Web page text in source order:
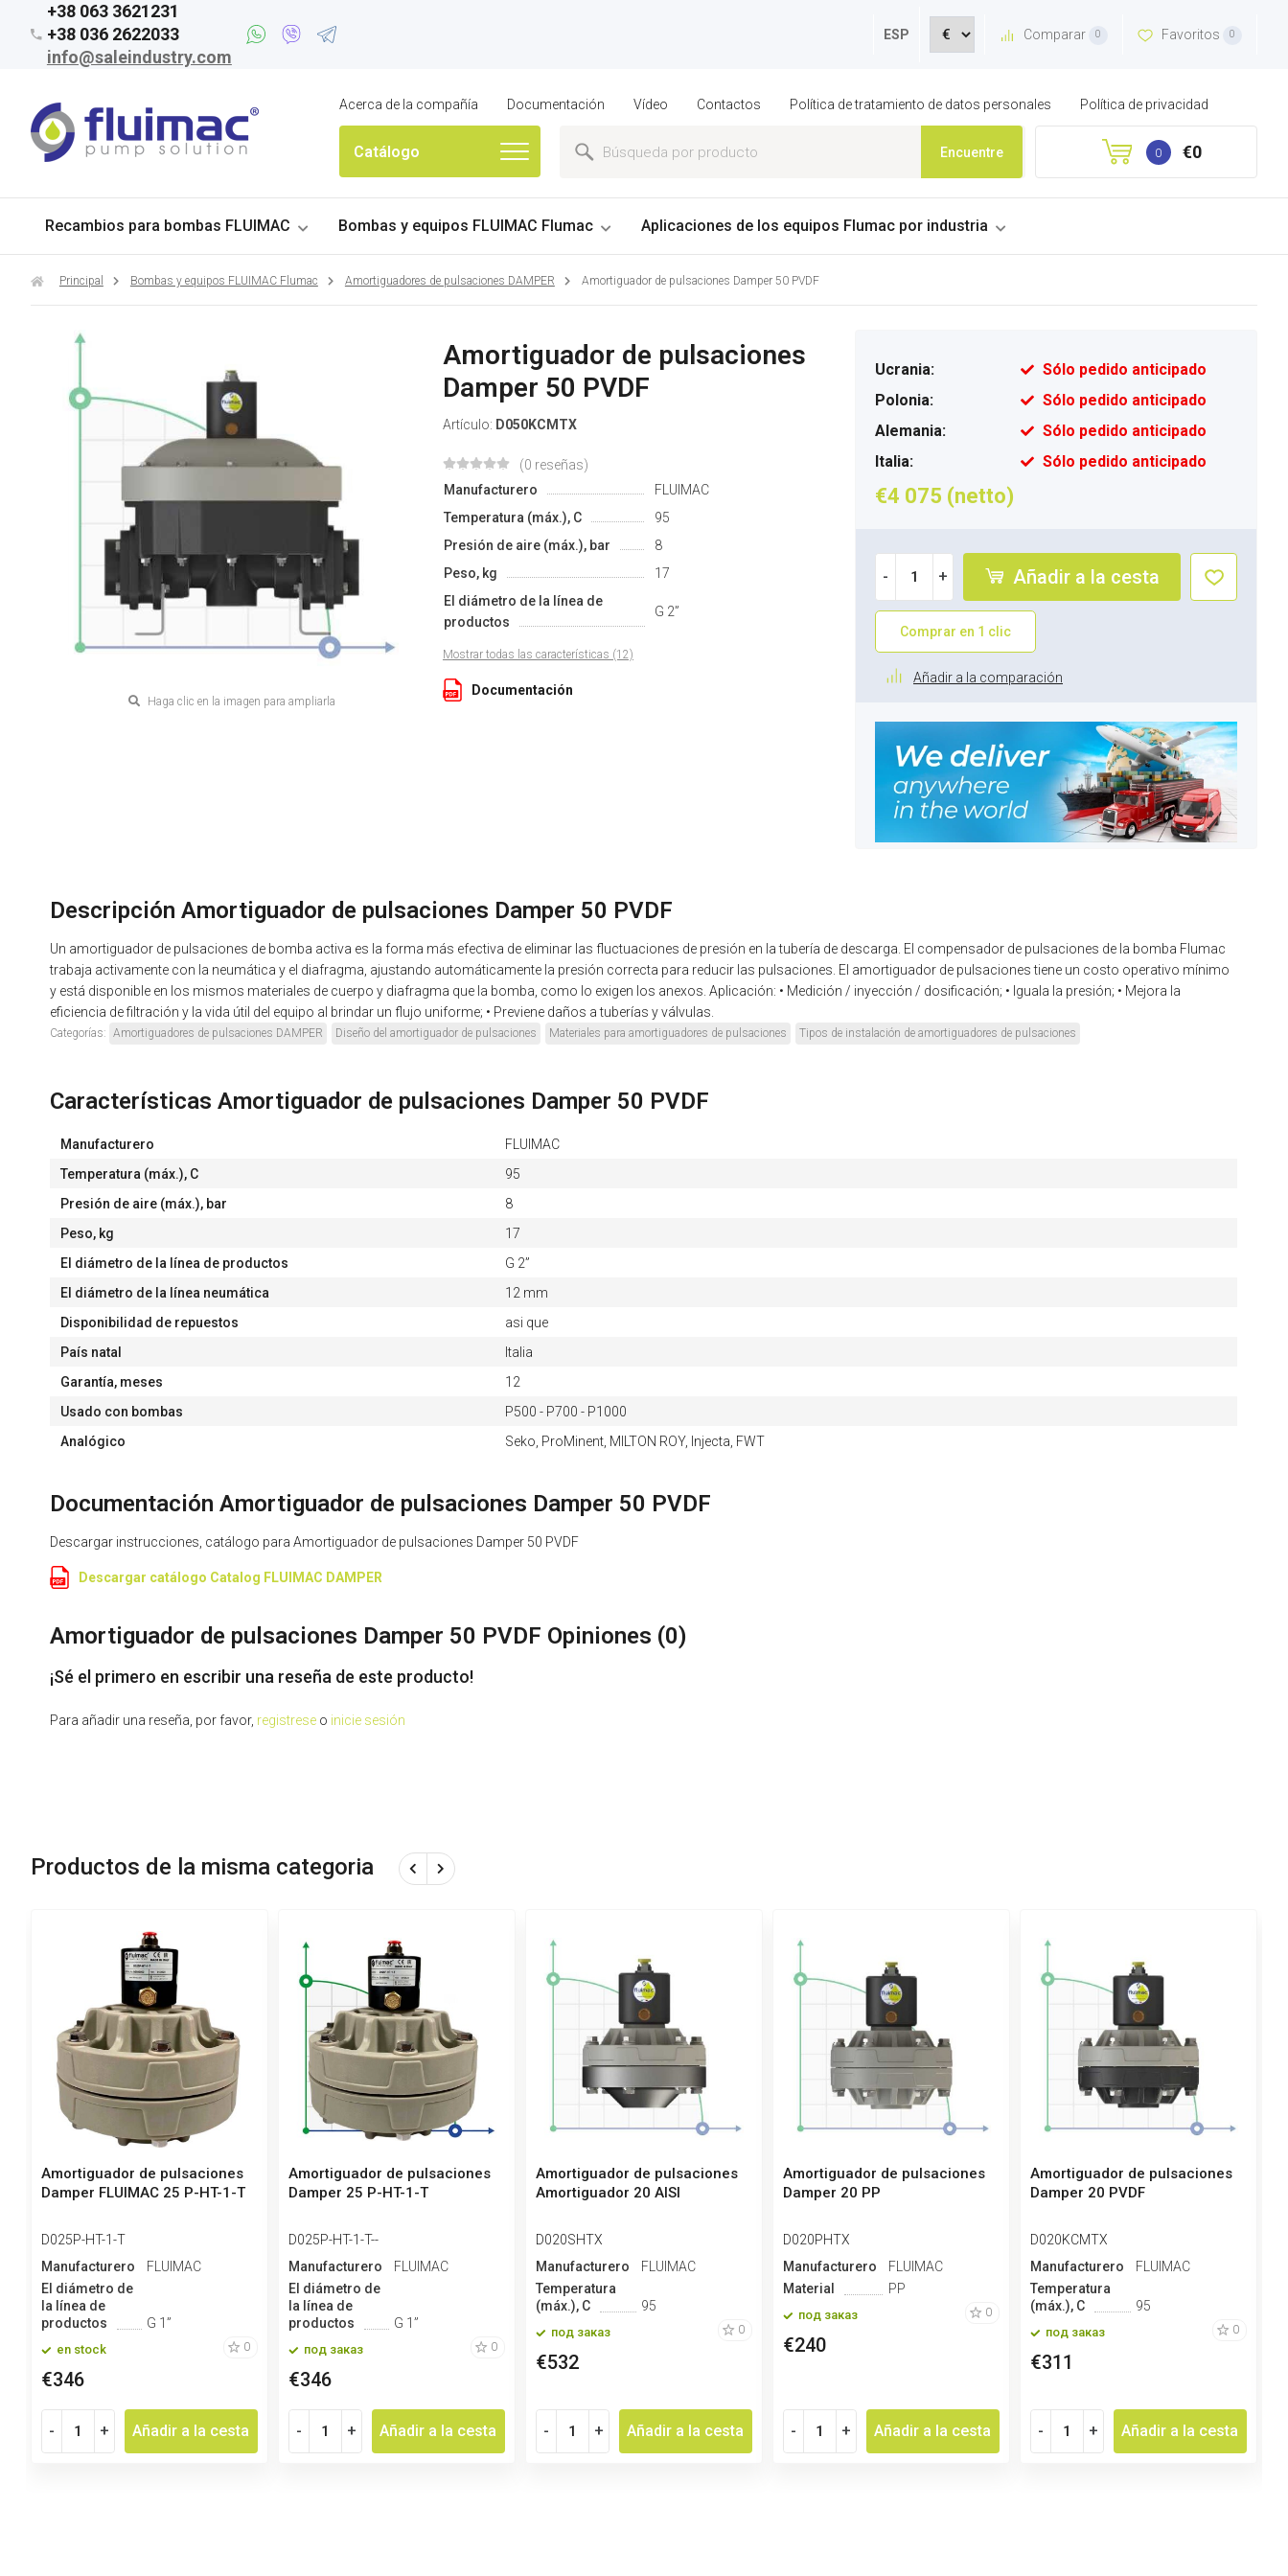
+38 063 3621231
+38 036 2622033
info@saleindustry.com
ESP Comparar 0 Favoritos 0
Acerca de la compañía Documentación Vídeo Contactos Política de tratamiento de datos personales Política de privacidad
Catálogo Encuentre 0 €0
Recambios para bombas FLUIMAC Bombas y equipos FLUIMAC Flumac Aplicaciones de los equipos Flumac por industria
Principal Bombas y equipos FLUIMAC Flumac Amortiguadores de pulsaciones DAMPER Amortiguador de pulsaciones Damper 50 PVDF
Haga clic en la imagen para ampliarla
Amortiguador de pulsaciones
Damper 50 PVDF
Artículo: D050KCMTX
(0 reseñas)
Manufacturero
FLUIMAC
Temperatura (máx.), С
95
Presión de aire (máx.), bar
8
Peso, kg
17
El diámetro de la línea de
productos
G 2”
Mostrar todas las características (12)
Documentación
Ucrania:
Sólo pedido anticipado
Polonia:
Sólo pedido anticipado
Alemania:
Sólo pedido anticipado
Italia:
Sólo pedido anticipado
€4 075 (netto)
- + Añadir a la cesta
Comprar en 1 clic
Añadir a la comparación
Descripción Amortiguador de pulsaciones Damper 50 PVDF
Un amortiguador de pulsaciones de bomba activa es la forma más efectiva de eliminar las fluctuaciones de presión en la tubería de descarga. El compensador de pulsaciones de la bomba Flumac
trabaja activamente con la neumática y el diafragma, ajustando automáticamente la presión correcta para reducir las pulsaciones. El amortiguador de pulsaciones tiene un costo operativo mínimo
y está disponible en los mismos materiales de cuerpo y diafragma que la bomba, como lo exigen los anexos. Aplicación: • Medición / inyección / dosificación; • Iguala la presión; • Mejora la
eficiencia de filtración y la vida útil del equipo al brindar un flujo uniforme; • Previene daños a tuberías y válvulas.
Categorías: Amortiguadores de pulsaciones DAMPER Diseño del amortiguador de pulsaciones Materiales para amortiguadores de pulsaciones Tipos de instalación de amortiguadores de pulsaciones
Características Amortiguador de pulsaciones Damper 50 PVDF
Manufacturero
FLUIMAC
Temperatura (máx.), С
95
Presión de aire (máx.), bar
8
Peso, kg
17
El diámetro de la línea de productos
G 2”
El diámetro de la línea neumática
12 mm
Disponibilidad de repuestos
asi que
País natal
Italia
Garantía, meses
12
Usado con bombas
P500 - P700 - P1000
Analógico
Seko, ProMinent, MILTON ROY, Injecta, FWT
Documentación Amortiguador de pulsaciones Damper 50 PVDF
Descargar instrucciones, catálogo para Amortiguador de pulsaciones Damper 50 PVDF
Descargar catálogo Catalog FLUIMAC DAMPER
Amortiguador de pulsaciones Damper 50 PVDF Opiniones (0)
¡Sé el primero en escribir una reseña de este producto!
Para añadir una reseña, por favor, registreseo inicie sesión
Productos de la misma categoria
Amortiguador de pulsaciones
Damper FLUIMAC 25 P-HT-1-T
D025P-HT-1-T
Manufacturero
FLUIMAC
El diámetro de
la línea de
productos
G 1”
en stock 0
€346
- + Añadir a la cesta
Amortiguador de pulsaciones
Damper 25 P-HT-1-T
D025P-HT-1-T--
Manufacturero
FLUIMAC
El diámetro de
la línea de
productos
G 1”
под заказ 0
€346
- + Añadir a la cesta
Amortiguador de pulsaciones
Amortiguador 20 AISI
D020SHTX
Manufacturero
FLUIMAC
Temperatura
(máx.), С
95
под заказ 0
€532
- + Añadir a la cesta
Amortiguador de pulsaciones
Damper 20 PP
D020PHTX
Manufacturero
FLUIMAC
Material
PP
под заказ 0
€240
- + Añadir a la cesta
Amortiguador de pulsaciones
Damper 20 PVDF
D020KCMTX
Manufacturero
FLUIMAC
Temperatura
(máx.), С
95
под заказ 0
€311
- + Añadir a la cesta